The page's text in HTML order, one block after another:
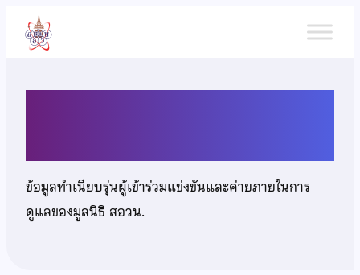
เนื้อหา
ข้อมูลทำเนียบรุ่นผู้เข้าร่วมแข่งขันและค่ายภายในการ
ดูแลของมูลนิธิ สอวน.